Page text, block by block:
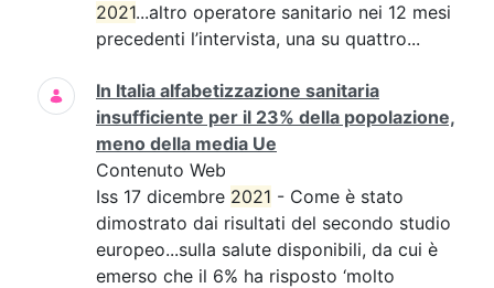
2021...altro operatore sanitario nei 12 mesi
precedenti l’intervista, una su quattro...
In Italia alfabetizzazione sanitaria
insufficiente per il 23% della popolazione,
meno della media Ue
Contenuto Web
Iss 17 dicembre 2021 - Come è stato
dimostrato dai risultati del secondo studio
europeo...sulla salute disponibili, da cui è
emerso che il 6% ha risposto ‘molto